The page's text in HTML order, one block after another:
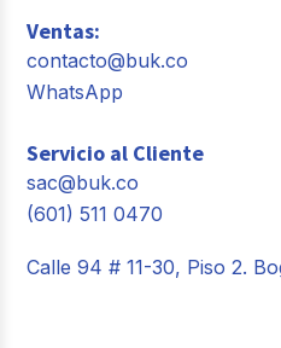
Ventas:
contacto@buk.co
WhatsApp
Servicio al Cliente
sac@buk.co
(601) 511 0470
Calle 94 # 11-30, Piso 2.